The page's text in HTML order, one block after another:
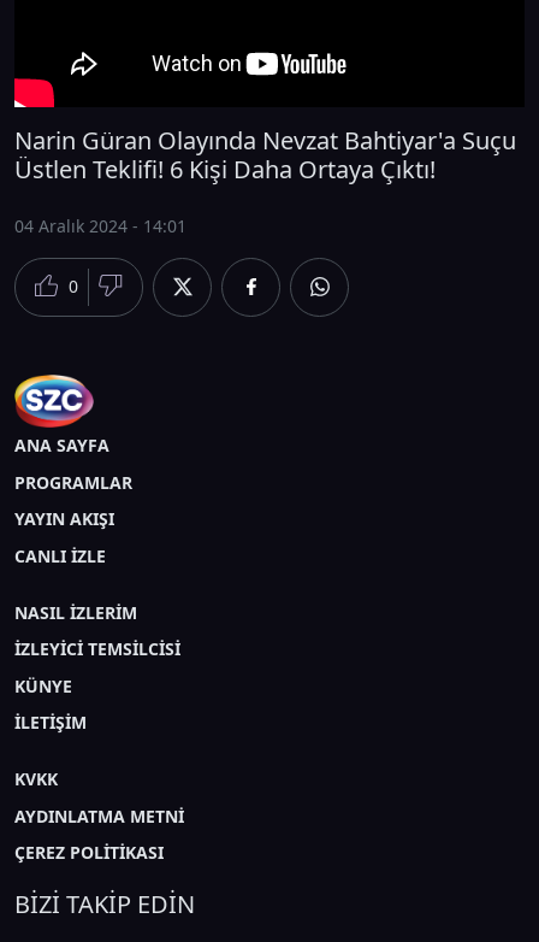
Narin Güran Olayında Nevzat Bahtiyar'a Suçu
Üstlen Teklifi! 6 Kişi Daha Ortaya Çıktı!
04 Aralık 2024 - 14:01
0
ANA SAYFA
PROGRAMLAR
YAYIN AKIŞI
CANLI İZLE
NASIL İZLERİM
İZLEYİCİ TEMSİLCİSİ
KÜNYE
İLETİŞİM
KVKK
AYDINLATMA METNİ
ÇEREZ POLİTİKASI
BİZİ TAKİP EDİN